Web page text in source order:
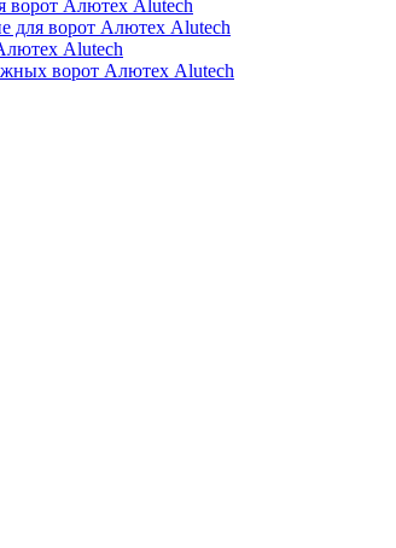
ворот Алютех Alutech
для ворот Алютех Alutech
Alutech
ворот Алютех Alutech